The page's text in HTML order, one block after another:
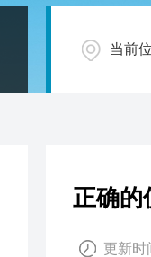
当前
正确的
更新时